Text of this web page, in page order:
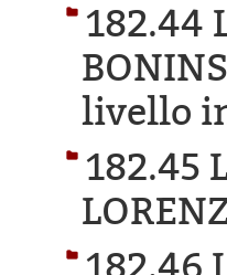
182.44
livello
182.45